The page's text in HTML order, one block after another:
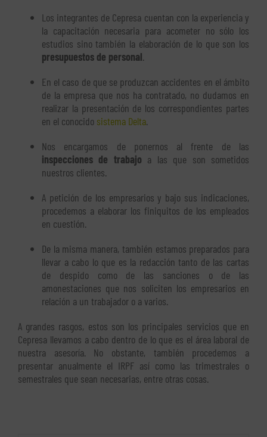
Los integrantes de Cepresa cuentan con la experiencia y
la capacitación necesaria para acometer no sólo los
estudios sino también la elaboración de lo que son los
presupuestos de personal.
En el caso de que se produzcan accidentes en el ámbito
de la empresa que nos ha contratado, no dudamos en
realizar la presentación de los correspondientes partes
en el conocido sistema Delta.
Nos encargamos de ponernos al frente de las
inspecciones de trabajo a las que son sometidos
nuestros clientes.
A petición de los empresarios y bajo sus indicaciones,
procedemos a elaborar los finiquitos de los empleados
en cuestión.
De la misma manera, también estamos preparados para
llevar a cabo lo que es la redacción tanto de las cartas
de despido como de las sanciones o de las
amonestaciones que nos soliciten los empresarios en
relación a un trabajador o a varios.
A grandes rasgos, estos son los principales servicios que en
Cepresa llevamos a cabo dentro de lo que es el área laboral de
nuestra asesoría. No obstante, también procedemos a
presentar anualmente el IRPF así como las trimestrales o
semestrales que sean necesarias, entre otras cosas.